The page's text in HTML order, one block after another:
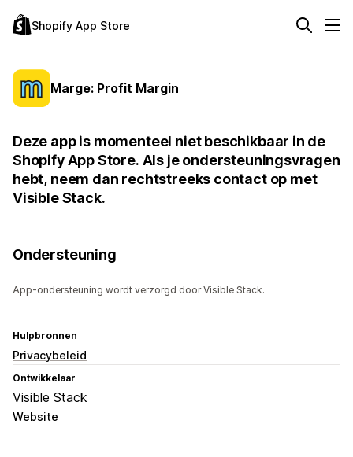
Shopify App Store
Marge: Profit Margin
Deze app is momenteel niet beschikbaar in de
Shopify App Store. Als je ondersteuningsvragen
hebt, neem dan rechtstreeks contact op met
Visible Stack.
Ondersteuning
App-ondersteuning wordt verzorgd door Visible Stack.
Hulpbronnen
Privacybeleid
Ontwikkelaar
Visible Stack
Website